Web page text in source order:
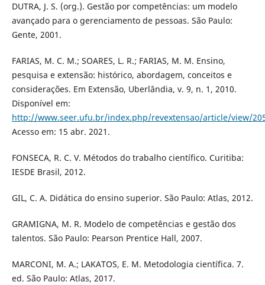
DUTRA, J. S. (org.). Gestão por competências: um modelo
avançado para o gerenciamento de pessoas. São Paulo:
Gente, 2001.
FARIAS, M. C. M.; SOARES, L. R.; FARIAS, M. M. Ensino,
pesquisa e extensão: histórico, abordagem, conceitos e
considerações. Em Extensão, Uberlândia, v. 9, n. 1, 2010.
Disponível em:
http://www.seer.ufu.br/index.php/revextensao/article/view/
Acesso em: 15 abr. 2021.
FONSECA, R. C. V. Métodos do trabalho científico. Curitiba:
IESDE Brasil, 2012.
GIL, C. A. Didática do ensino superior. São Paulo: Atlas, 2012.
GRAMIGNA, M. R. Modelo de competências e gestão dos
talentos. São Paulo: Pearson Prentice Hall, 2007.
MARCONI, M. A.; LAKATOS, E. M. Metodologia científica. 7.
ed. São Paulo: Atlas, 2017.